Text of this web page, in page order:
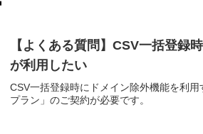
【よくある質問】CSV一括登録
が利用したい
CSV一括登録時にドメイン除外機能を利
プラン」のご契約が必要です。